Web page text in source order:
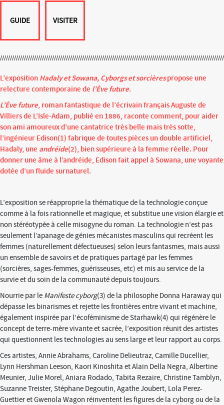
GUIDE VISITER
L’exposition Hadaly et Sowana, Cyborgs et sorcièrespropose une
relecture contemporaine de l’Ève future.
L’Ève future, roman fantastique de l’écrivain français Auguste de
Villiers de L’Isle-Adam, publié en 1886, raconte comment, pour aider
son ami amoureux d’une cantatrice très belle mais très sotte,
l’ingénieur Edison(1) fabrique de toutes pièces un double artificiel,
Hadaly, une andréide(2), bien supérieure à la femme réelle. Pour
donner une âme à l’andréide, Edison fait appel à Sowana, une voyante
dotée d’un fluide surnaturel.
L’exposition se réapproprie la thématique de la technologie conçue
comme à la fois rationnelle et magique, et substitue une vision élargie et
non stéréotypée à celle misogyne du roman. La technologie n’est pas
seulement l’apanage de génies mécanistes masculins qui recréent les
femmes (naturellement défectueuses) selon leurs fantasmes, mais aussi
un ensemble de savoirs et de pratiques partagé par les femmes
(sorcières, sages-femmes, guérisseuses, etc) et mis au service de la
survie et du soin de la communauté depuis toujours.
Nourrie par le Manifeste cyborg(3) de la philosophe Donna Haraway qui
dépasse les binarismes et rejette les frontières entre vivant et machine,
également inspirée par l’écoféminisme de Starhawk(4) qui régénère le
concept de terre-mère vivante et sacrée, l’exposition réunit des artistes
qui questionnent les technologies au sens large et leur rapport au corps.
Ces artistes, Annie Abrahams, Caroline Delieutraz, Camille Ducellier,
Lynn Hershman Leeson, Kaori Kinoshita et Alain Della Negra, Albertine
Meunier, Julie Morel, Aniara Rodado, Tabita Rezaire, Christine Tamblyn,
Suzanne Treister, Stéphane Degoutin, Agathe Joubert, Lola Perez-
Guettier et Gwenola Wagon réinventent les figures de la cyborg ou de la